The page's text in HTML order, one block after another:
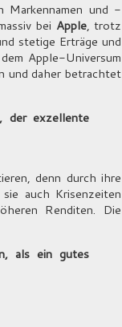
Markennamen und -
bei Apple, trotz
stetige Erträge und
Apple-Universum
und daher betrachtet
der exzellente
denn durch ihre
auch Krisenzeiten
Renditen. Die
als ein gutes